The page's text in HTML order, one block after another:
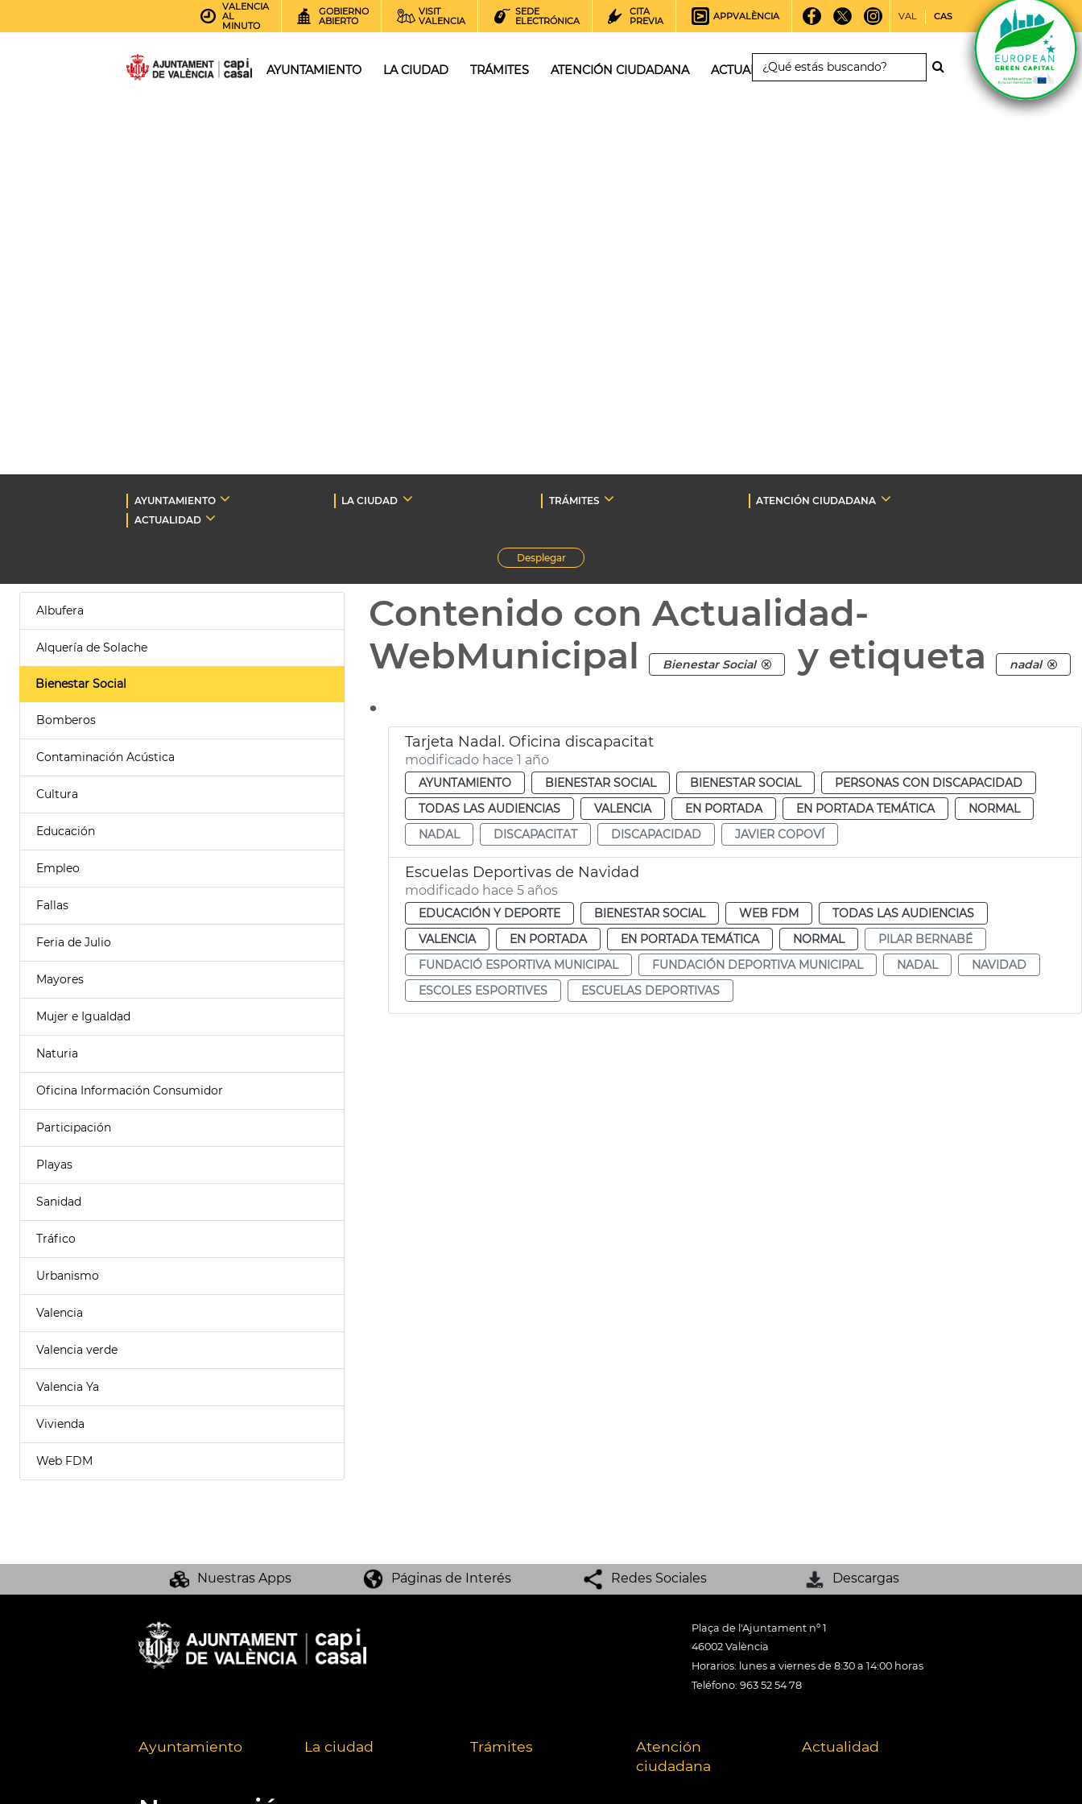
VALENCIA
AL
MINUTO
GOBIERNO
ABIERTO
VISIT
VALENCIA
SEDE
ELECTRÓNICA
CITA
PREVIA
APPVALÈNCIA VAL CAS
AYUNTAMIENTO LA CIUDAD TRÁMITES ATENCIÓN CIUDADANA ACTUALIDAD
AYUNTAMIENTO LA CIUDAD TRÁMITES
ATENCIÓN CIUDADANA
ACTUALIDAD
Desplegar
Albufera
Alquería de Solache
Bienestar Social
Bomberos
Contaminación Acústica
Cultura
Educación
Empleo
Fallas
Feria de Julio
Mayores
Mujer e Igualdad
Naturia
Oficina Información Consumidor
Participación
Playas
Sanidad
Tráfico
Urbanismo
Valencia
Valencia verde
Valencia Ya
Vivienda
Web FDM
Contenido con Actualidad-
WebMunicipal
Bienestar Social y etiqueta nadal
.
Tarjeta Nadal. Oficina discapacitat
modificado hace 1 año
AYUNTAMIENTO BIENESTAR SOCIAL BIENESTAR SOCIAL
PERSONAS CON DISCAPACIDAD
TODAS LAS AUDIENCIAS
VALENCIA EN PORTADA EN PORTADA TEMÁTICA
NORMAL
NADAL
DISCAPACITAT DISCAPACIDAD JAVIER COPOVÍ
Escuelas Deportivas de Navidad
modificado hace 5 años
EDUCACIÓN Y DEPORTE BIENESTAR SOCIAL WEB FDM
TODAS LAS AUDIENCIAS
VALENCIA
EN PORTADA EN PORTADA TEMÁTICA NORMAL
PILAR BERNABÉ
FUNDACIÓ ESPORTIVA MUNICIPAL
FUNDACIÓN DEPORTIVA MUNICIPAL NADAL
NAVIDAD
ESCOLES ESPORTIVES
ESCUELAS DEPORTIVAS
Nuestras Apps Páginas de Interés Redes Sociales Descargas
Plaça de l'Ajuntament nº 1
46002 València
Horarios: lunes a viernes de 8:30 a 14:00 horas
Teléfono: 963 52 54 78
Ayuntamiento La ciudad Trámites
Atención
ciudadana
Actualidad